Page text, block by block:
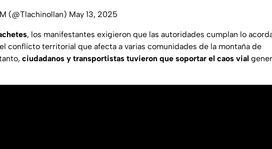
(@Tlachinollan) May 13, 2025
, los manifestantes exigieron que las autoridades cumplan lo
conflicto territorial que afecta a varias comunidades de la montaña de
ciudadanos y transportistas tuvieron que soportar el caos vial